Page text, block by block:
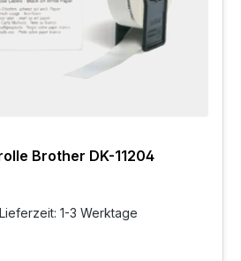
Brother DK-11204
1-3 Werktage